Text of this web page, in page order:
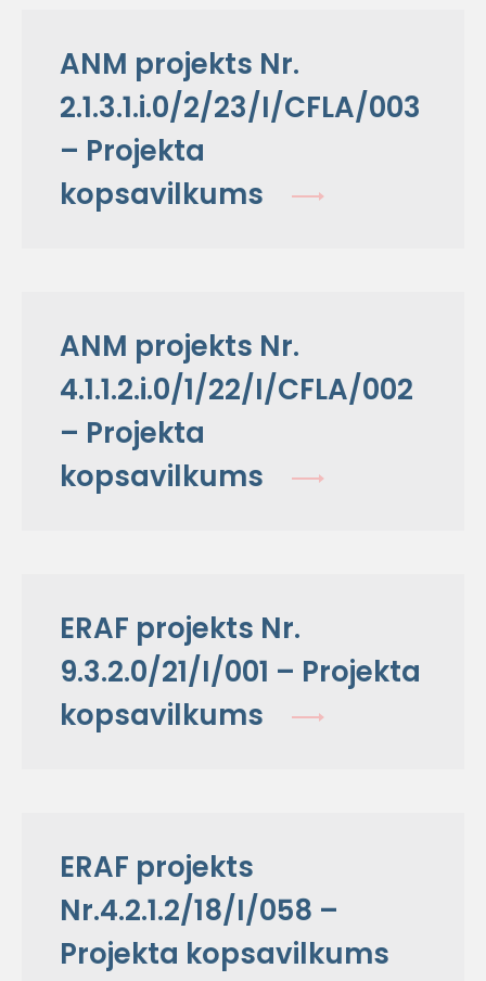
ANM projekts Nr.
2.1.3.1.i.0/2/23/I/CFLA/003
– Projekta
kopsavilkums
ANM projekts Nr.
4.1.1.2.i.0/1/22/I/CFLA/002
– Projekta
kopsavilkums
ERAF projekts Nr.
9.3.2.0/21/I/001 – Projekta
kopsavilkums
ERAF projekts
Nr.4.2.1.2/18/I/058 –
Projekta kopsavilkums